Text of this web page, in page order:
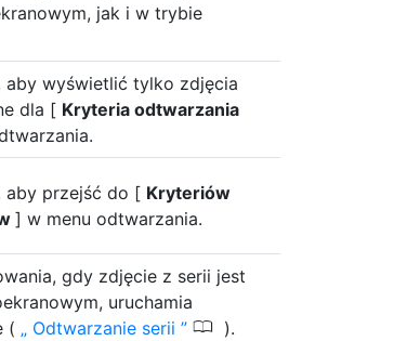
jak i w trybie
aby wyświetlić tylko zdjęcia
dla [ Kryteria odtwarzania
aby przejść do [ Kryteriów
] w menu odtwarzania.
gdy zdjęcie z serii jest
uruchamia
(
Odtwarzanie serii 0 ).